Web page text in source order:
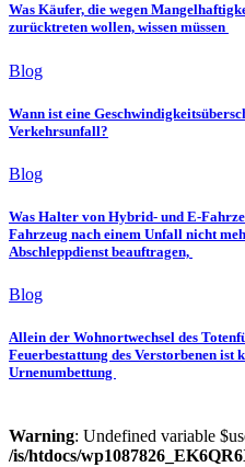
Was Käufer, die wegen
zurücktreten wollen, wissen müssen
Blog
Wann ist eine
Verkehrsunfall?
Blog
Was Halter von Hybrid- und E-
Fahrzeug nach einem Unfall nicht
Abschleppdienst beauftragen,
Blog
Allein der Wohnortwechsel des
Feuerbestattung des Verstorbenen
Urnenumbettung
Warning: Undefined variable
/is/htdocs/